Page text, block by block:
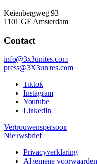
Keienbergweg 93
1101 GE Amsterdam
Contact
info@3x3unites.com
press@3X3unites.com
Tiktok
Instagram
Youtube
LinkedIn
Vertrouwenspersoon
Nieuwsbrief
Privacyverklaring
Algemene voorwaarden